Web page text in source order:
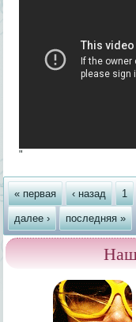
"
Страницы
« первая ‹ назад 1
далее › последняя »